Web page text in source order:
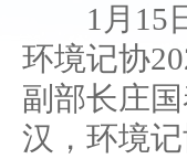
1月15日
环境记协
副部长庄
汉，环境